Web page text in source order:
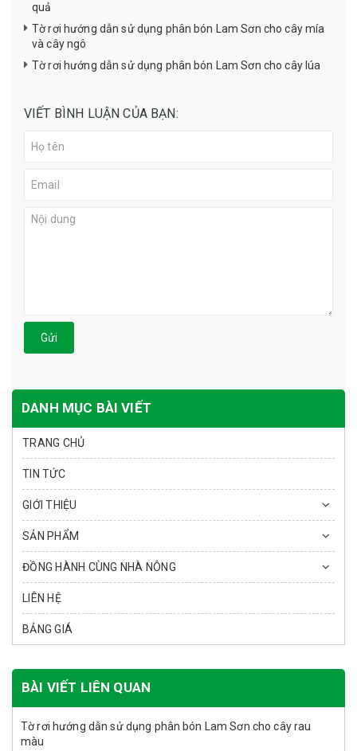
quả
Tờ rơi hướng dẫn sử dụng phân bón Lam Sơn cho cây mía
và cây ngô
Tờ rơi hướng dẫn sử dụng phân bón Lam Sơn cho cây lúa
VIẾT BÌNH LUẬN CỦA BẠN:
Gửi
DANH MỤC BÀI VIẾT
TRANG CHỦ
TIN TỨC
GIỚI THIỆU
SẢN PHẨM
ĐỒNG HÀNH CÙNG NHÀ NÔNG
LIÊN HỆ
BẢNG GIÁ
BÀI VIẾT LIÊN QUAN
Tờ rơi hướng dẫn sử dụng phân bón Lam Sơn cho cây rau
màu